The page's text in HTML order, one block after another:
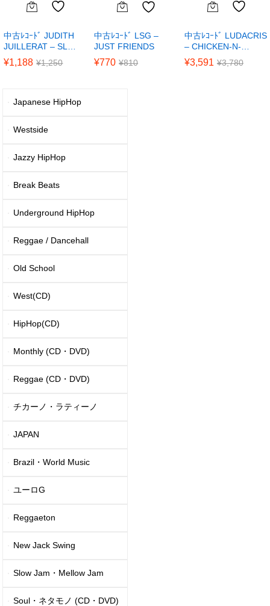
中古ﾚｺｰﾄﾞ JUDITH
JUILLERAT – SL…
¥1,188 ¥1,250
中古ﾚｺｰﾄﾞ LSG –
JUST FRIENDS
¥770 ¥810
中古ﾚｺｰﾄﾞ LUDACRIS
– CHICKEN-N-…
¥3,591 ¥3,780
Japanese HipHop
Westside
Jazzy HipHop
Break Beats
Underground HipHop
Reggae / Dancehall
Old School
West(CD)
HipHop(CD)
Monthly (CD・DVD)
Reggae (CD・DVD)
チカーノ・ラティーノ
JAPAN
Brazil・World Music
ユーロG
Reggaeton
New Jack Swing
Slow Jam・Mellow Jam
Soul・ネタモノ (CD・DVD)